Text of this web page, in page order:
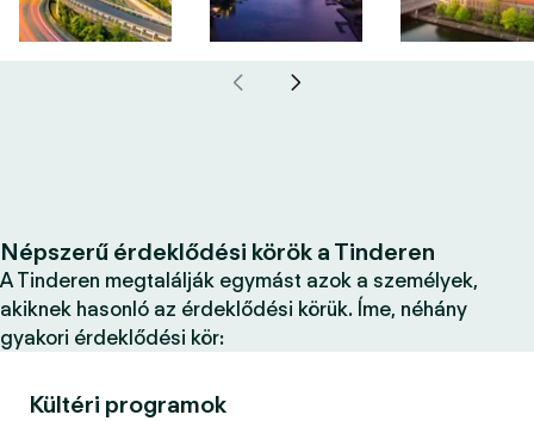
Népszerű érdeklődési körök a Tinderen
A Tinderen megtalálják egymást azok a személyek,
akiknek hasonló az érdeklődési körük. Íme, néhány
gyakori érdeklődési kör:
Kültéri programok